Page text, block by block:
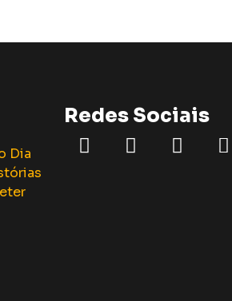
Redes Sociais